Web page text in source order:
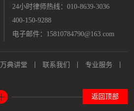
24小时律师热线：010-8639-3036
400-150-9288
电子邮件：15810784790@163.com
万典讲堂 联系我们
专业服务
返回顶部